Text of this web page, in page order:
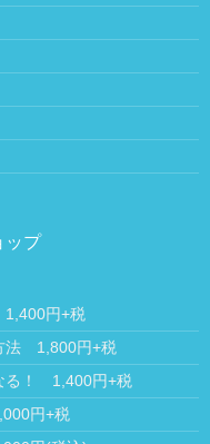
ップ
円+税
法 1,800円+税
る！ 1,400円+税
円+税